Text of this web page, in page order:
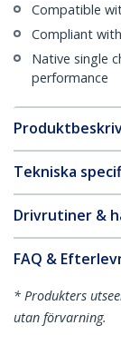
Compatible
Compliant
Native single
performance
Tekniska
Drivrutiner &
FAQ &
* Produkters
utan förvarning.